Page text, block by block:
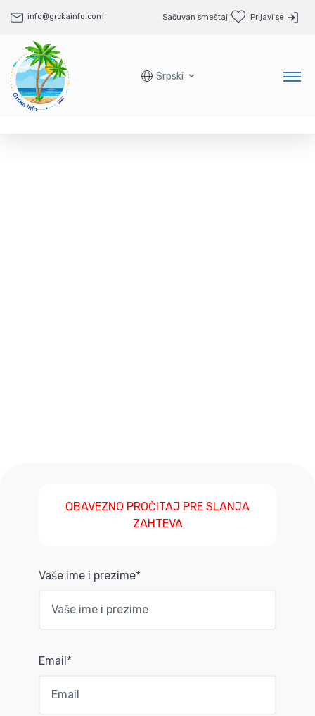
info@grckainfo.com Sačuvan smeštaj Prijavi se
Srpski
OBAVEZNO PROČITAJ PRE SLANJA
ZAHTEVA
Vaše ime i prezime*
Email*